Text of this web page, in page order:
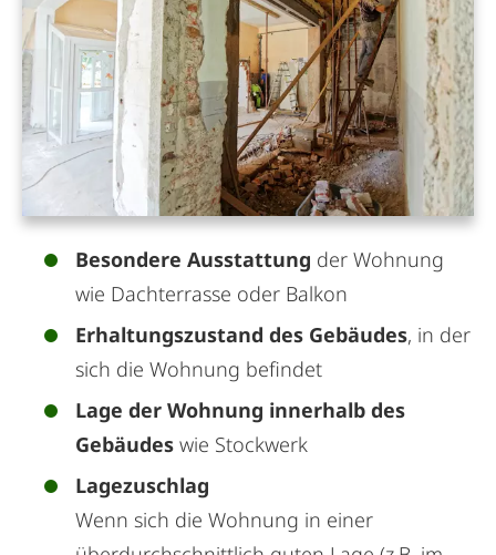
Besondere Ausstattung der Wohnung
wie Dachterrasse oder Balkon
Erhaltungszustand des Gebäudes, in der
sich die Wohnung befindet
Lage der Wohnung innerhalb des
Gebäudes wie Stockwerk
Lagezuschlag
Wenn sich die Wohnung in einer